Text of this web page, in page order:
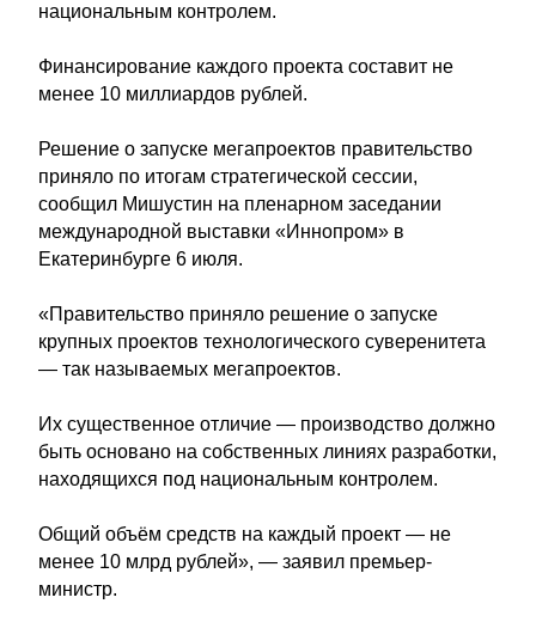
национальным контролем.
Финансирование каждого проекта составит не
менее 10 миллиардов рублей.
Решение о запуске мегапроектов правительство
приняло по итогам стратегической сессии,
сообщил Мишустин на пленарном заседании
международной выставки «Иннопром» в
Екатеринбурге 6 июля.
«Правительство приняло решение о запуске
крупных проектов технологического суверенитета
— так называемых мегапроектов.
Их существенное отличие — производство должно
быть основано на собственных линиях разработки,
находящихся под национальным контролем.
Общий объём средств на каждый проект — не
менее 10 млрд рублей», — заявил премьер-
министр.